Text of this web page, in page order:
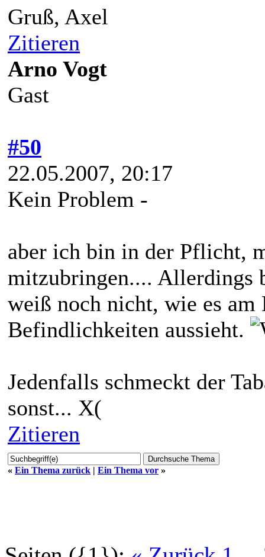
Gruß, Axel
Zitieren
Arno Vogt
Gast
#50
22.05.2007, 20:17
Kein Problem -
aber ich bin in der Pflicht,
mitzubringen.... Allerdings
weiß noch nicht, wie es am
Befindlichkeiten aussieht.
Jedenfalls schmeckt der
sonst... X(
Zitieren
« Ein Thema zurück | Ein Thema vor »